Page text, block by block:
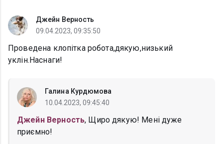
Джейн Верность
09.04.2023, 09:35:50
Проведена клопітка робота,дякую,низький
уклін.Наснаги!
Галина Курдюмова
10.04.2023, 09:45:40
Джейн Верность, Щиро дякую! Мені дуже
приємно!